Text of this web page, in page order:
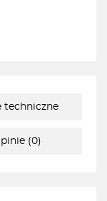
techniczne
(0)